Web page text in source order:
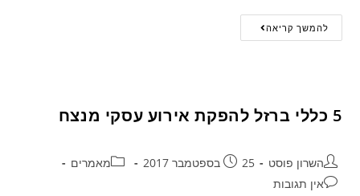
להמשך קריאה
5 כללי ברזל להפקת אירוע עסקי מנצח
השרון פוסט 25 בספטמבר 2017
מאמרים
אין תגובות